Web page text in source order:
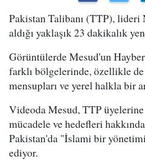
Pakistan Talibanı (TTP),
aldığı yaklaşık 23 dakikalık
Görüntülerde Mesud'un
farklı bölgelerinde, özellikle
mensupları ve yerel halkla bir
Videoda Mesud, TTP
mücadele ve hedefleri
Pakistan'da "İslami bir
ediyor.